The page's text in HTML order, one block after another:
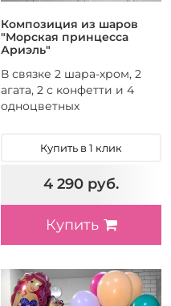
Композиция из шаров
"Морская принцесса
Ариэль"
В связке 2 шара-хром, 2
агата, 2 с конфетти и 4
одноцветных
Купить в 1 клик
4 290 руб.
Купить